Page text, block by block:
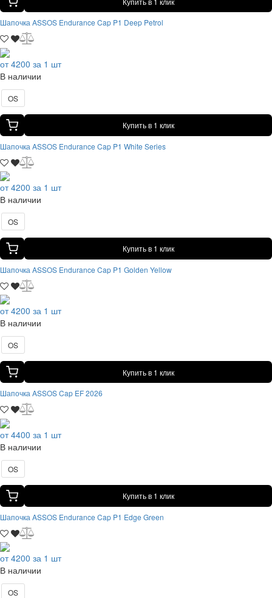
Шапочка ASSOS Endurance Cap P1 Deep Petrol
от 4200 за 1 шт
В наличии
OS
Купить в 1 клик
Шапочка ASSOS Endurance Cap P1 White Series
от 4200 за 1 шт
В наличии
OS
Купить в 1 клик
Шапочка ASSOS Endurance Cap P1 Golden Yellow
от 4200 за 1 шт
В наличии
OS
Купить в 1 клик
Шапочка ASSOS Cap EF 2026
от 4400 за 1 шт
В наличии
OS
Купить в 1 клик
Шапочка ASSOS Endurance Cap P1 Edge Green
от 4200 за 1 шт
В наличии
OS